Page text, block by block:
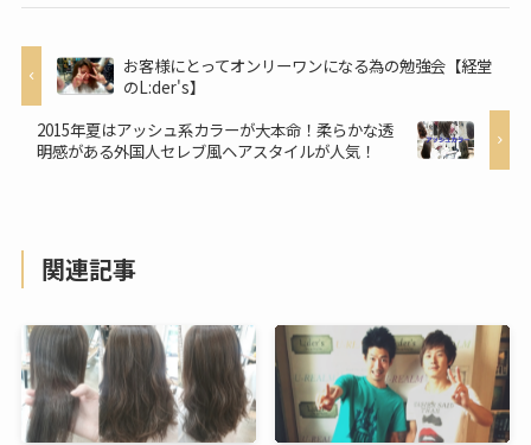
お客様にとってオンリーワンになる為の勉強会【経堂
のL:der's】
2015年夏はアッシュ系カラーが大本命！柔らかな透
明感がある外国人セレブ風ヘアスタイルが人気！
関連記事